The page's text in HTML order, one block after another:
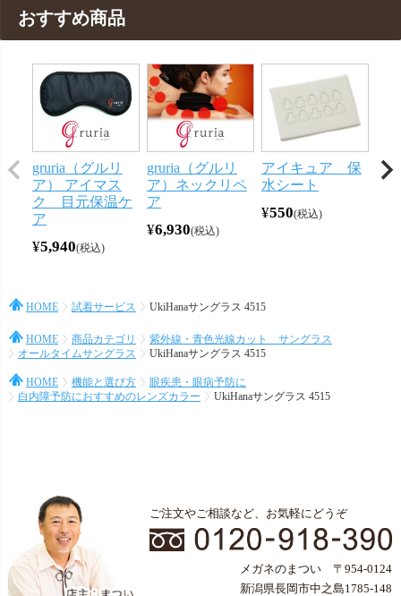
おすすめ商品
gruria（グルリ
ア） アイマス
ク 目元保温ケ
ア
¥5,940 税込
gruria（グルリ
ア）ネックリペ
ア
¥6,930 税込
アイキュア 保
水シート
¥550 税込
メ
ー
HOME 試着サービス UkiHanaサングラス 4515
HOME 商品カテゴリ
紫外線・青色光線カット サングラス
オールタイムサングラス
UkiHanaサングラス 4515
HOME 機能と選び方
眼疾患・眼病予防に
白内障予防におすすめのレンズカラー
UkiHanaサングラス 4515
ご注文やご相談など、お気軽にどうぞ
メガネのまつい 〒954-0124
新潟県長岡市中之島1785-148